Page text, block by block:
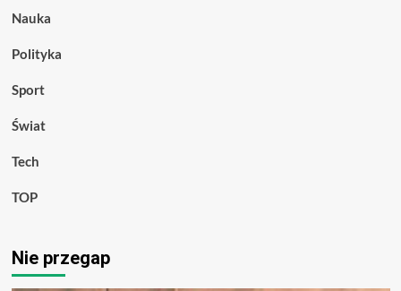
Nauka
Polityka
Sport
Świat
Tech
TOP
Nie przegap